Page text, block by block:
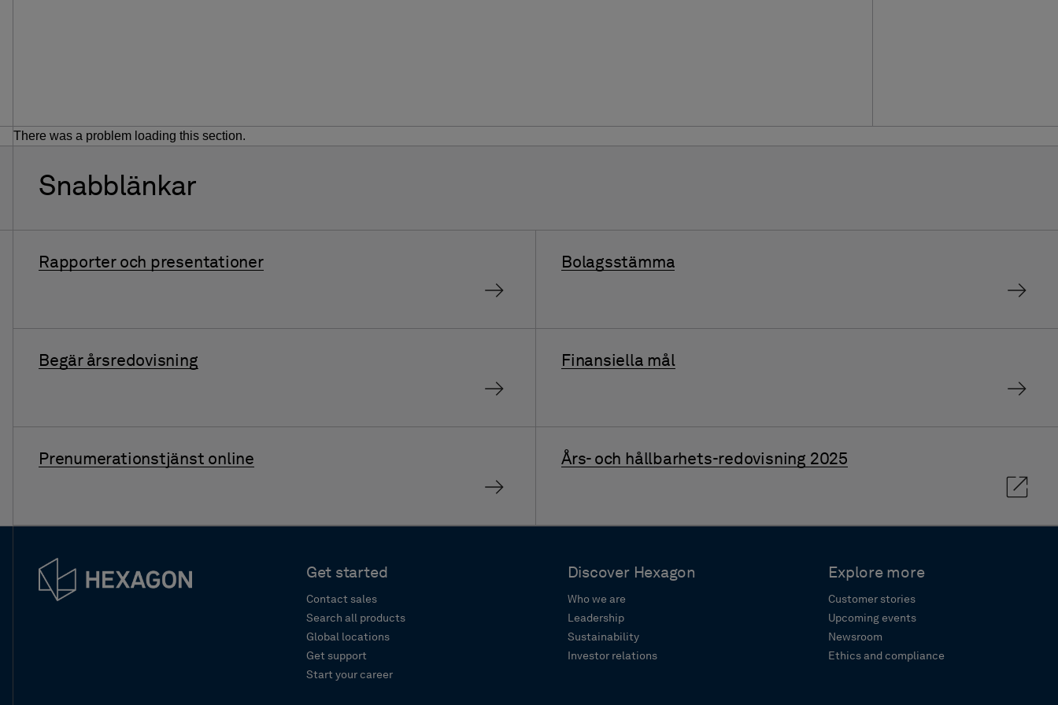
There was a problem loading this section.
Snabblänkar
Rapporter och presentationer Bolagsstämma
Begär årsredovisning Finansiella mål
Prenumerationstjänst online Års- och hållbarhets-redovisning 2025
Get started
Contact sales
Search all products
Global locations
Get support
Start your career
Discover Hexagon
Who we are
Leadership
Sustainability
Investor relations
Explore more
Customer stories
Upcoming events
Newsroom
Ethics and compliance